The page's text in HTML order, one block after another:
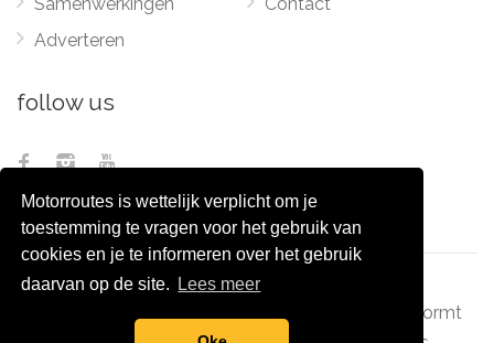
Motorroutes is wettelijk verplicht om je
toestemming te vragen voor het gebruik van
cookies en je te informeren over het gebruik
daarvan op de site.
Lees meer
Samenwerkingen
Adverteren
Contact
follow us
vormt